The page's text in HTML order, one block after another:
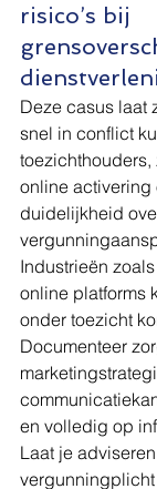
risico’s bij
Deze casus laat
snel in conflict
toezichthouders,
online activering
duidelijkheid
Industrieën
online platforms
onder toezicht
Documenteer
en volledig op
Laat je